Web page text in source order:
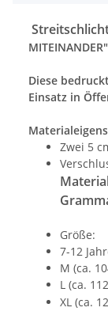
MITEINANDER"
Diese
Einsatz in
Zwei 5
Größe:
7-12
M (ca.
L (ca.
XL (ca.